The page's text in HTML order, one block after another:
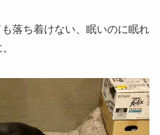
落ち着けない、眠いのに眠れ